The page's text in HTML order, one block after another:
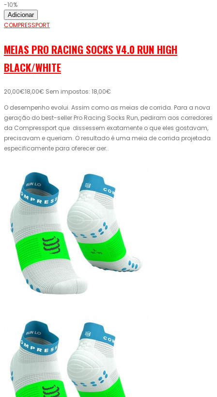
-10%
Adicionar
COMPRESSPORT
MEIAS PRO RACING SOCKS V4.0 RUN HIGH
BLACK/WHITE
20,00€18,00€ Sem impostos: 18,00€
O desempenho evolui. Assim como as meias de corrida. Para a nova
geração do best-seller Pro Racing Socks Run, pediram aos corredores
da Compressport que dissessem exatamente o que eles gostavam,
precisavam e queriam. O resultado é uma meia de corrida projetada
especificamente para oferecer aer..